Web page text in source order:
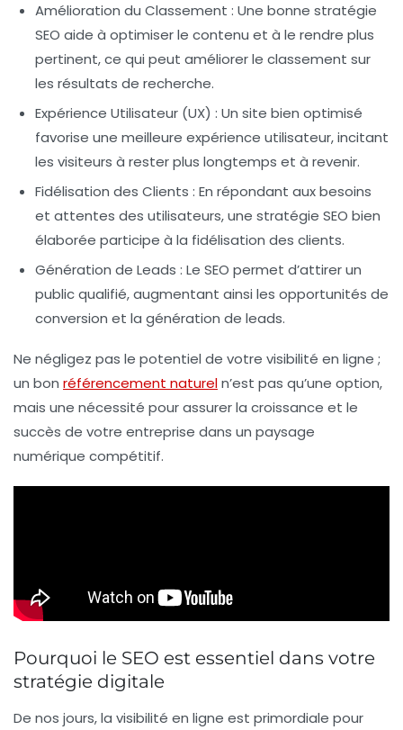
Amélioration du Classement : Une bonne stratégie
SEO aide à optimiser le contenu et à le rendre plus
pertinent, ce qui peut améliorer le classement sur
les résultats de recherche.
Expérience Utilisateur (UX) : Un site bien optimisé
favorise une meilleure expérience utilisateur, incitant
les visiteurs à rester plus longtemps et à revenir.
Fidélisation des Clients : En répondant aux besoins
et attentes des utilisateurs, une stratégie SEO bien
élaborée participe à la fidélisation des clients.
Génération de Leads : Le SEO permet d’attirer un
public qualifié, augmentant ainsi les opportunités de
conversion et la génération de leads.
Ne négligez pas le potentiel de votre visibilité en ligne ;
un bon référencement natureln’est pas qu’une option,
mais une nécessité pour assurer la croissance et le
succès de votre entreprise dans un paysage
numérique compétitif.
Pourquoi le SEO est essentiel dans votre
stratégie digitale
De nos jours, la visibilité en ligne est primordiale pour